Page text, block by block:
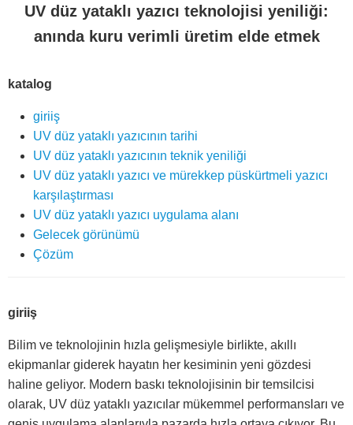
UV düz yataklı yazıcı teknolojisi yeniliği:
anında kuru verimli üretim elde etmek
katalog
giriiş
UV düz yataklı yazıcının tarihi
UV düz yataklı yazıcının teknik yeniliği
UV düz yataklı yazıcı ve mürekkep püskürtmeli yazıcı
karşılaştırması
UV düz yataklı yazıcı uygulama alanı
Gelecek görünümü
Çözüm
giriiş
Bilim ve teknolojinin hızla gelişmesiyle birlikte, akıllı
ekipmanlar giderek hayatın her kesiminin yeni gözdesi
haline geliyor. Modern baskı teknolojisinin bir temsilcisi
olarak, UV düz yataklı yazıcılar mükemmel performansları ve